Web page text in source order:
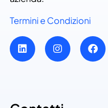
Termini e Condizioni